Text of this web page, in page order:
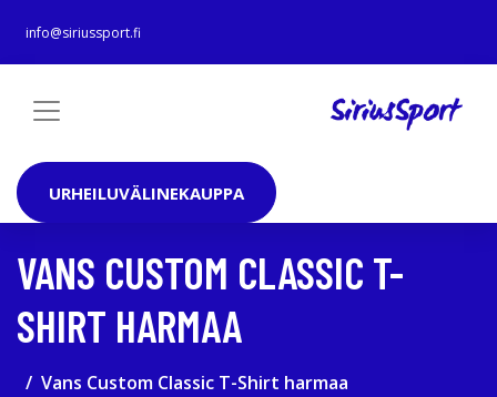
info@siriussport.fi
URHEILUVÄLINEKAUPPA
VANS CUSTOM CLASSIC T-
SHIRT HARMAA
Vans Custom Classic T-Shirt harmaa